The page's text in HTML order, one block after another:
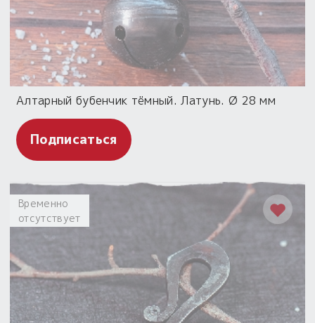
Алтарный бубенчик тёмный. Латунь. Ø 28 мм
Подписаться
Временно
отсутствует